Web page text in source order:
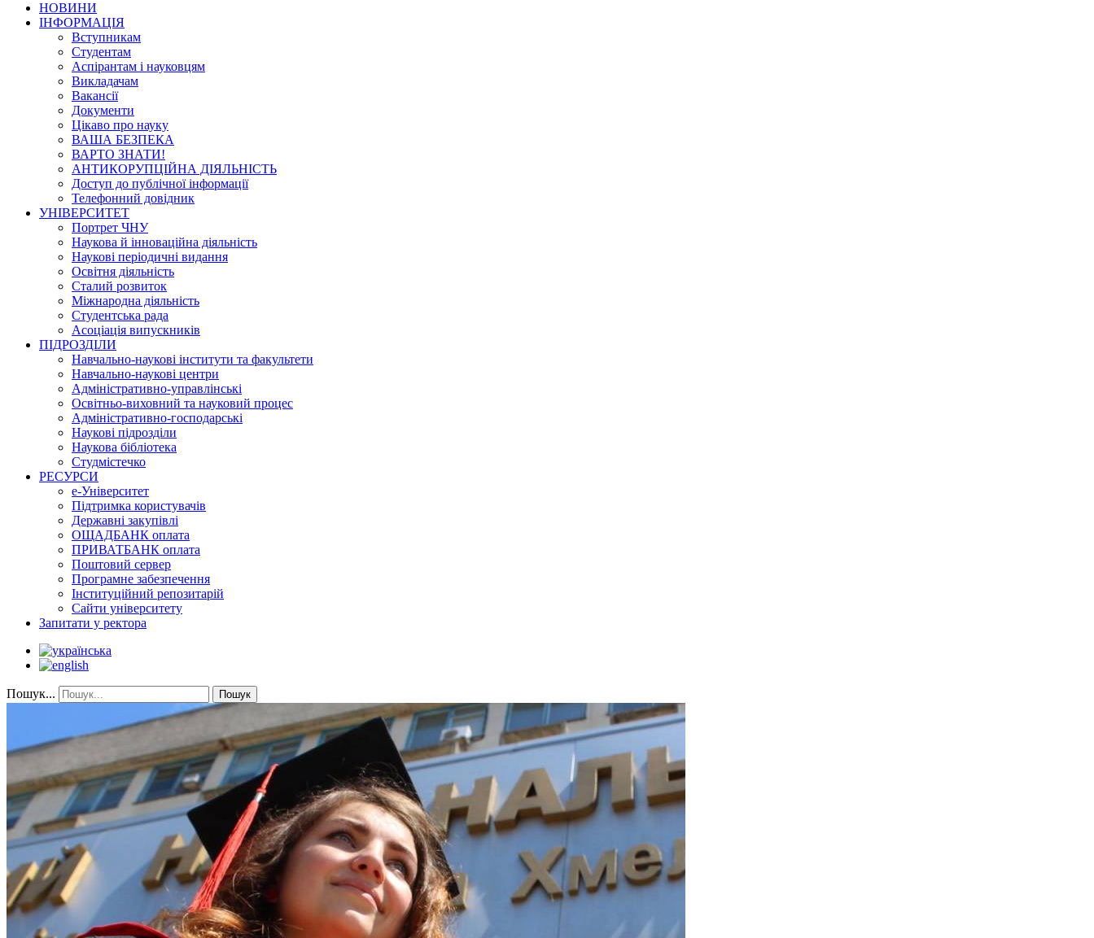
НОВИНИ
ІНФОРМАЦІЯ
Вступникам
Студентам
Аспірантам і науковцям
Викладачам
Вакансії
Документи
Цікаво про науку
ВАША БЕЗПЕКА
ВАРТО ЗНАТИ!
АНТИКОРУПЦІЙНА ДІЯЛЬНІСТЬ
Доступ до публічної інформації
Телефонний довідник
УНІВЕРСИТЕТ
Портрет ЧНУ
Наукова й інноваційна діяльність
Наукові періодичні видання
Освітня діяльність
Сталий розвиток
Міжнародна діяльність
Студентська рада
Асоціація випускників
ПІДРОЗДІЛИ
Навчально-наукові інститути та факультети
Навчально-наукові центри
Адміністративно-управлінські
Освітньо-виховний та науковий процес
Адміністративно-господарські
Наукові підрозділи
Наукова бібліотека
Студмістечко
РЕСУРСИ
е-Університет
Підтримка користувачів
Державні закупівлі
ОЩАДБАНК оплата
ПРИВАТБАНК оплата
Поштовий сервер
Програмне забезпечення
Інституційний репозитарій
Сайти університету
Запитати у ректора
Пошук... Пошук